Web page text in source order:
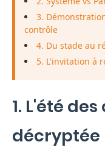
3.
contrôle
4. Du stade au
5. L'invitation à
1. L'été
décryptée